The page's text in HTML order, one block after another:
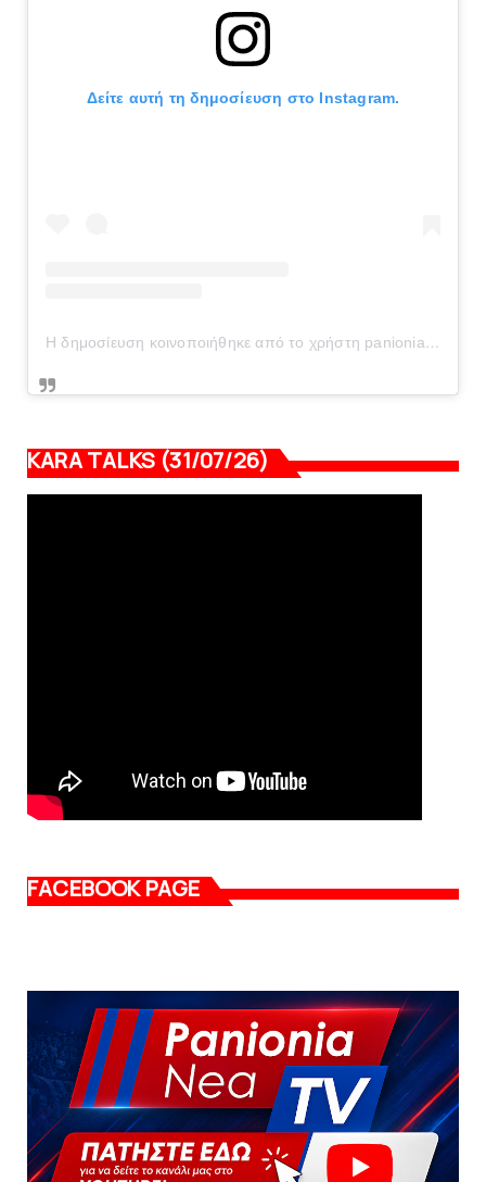
Δείτε αυτή τη δημοσίευση στο Instagram.
Η δημοσίευση κοινοποιήθηκε από το χρήστη panionianea.gr (@panionianea.gr)
KARA TALKS (31/07/26)
FACEBOOK PAGE